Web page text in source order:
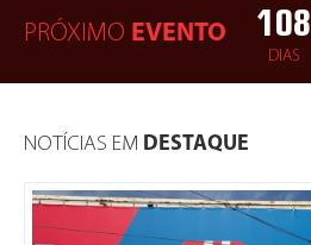
PRÓXIMO EVENTO 108
DIAS
NOTÍCIAS EM DESTAQUE